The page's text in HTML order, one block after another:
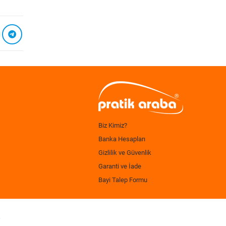
Biz Kimiz?
Banka Hesapları
Gizlilik ve Güvenlik
Garanti ve İade
Bayi Talep Formu